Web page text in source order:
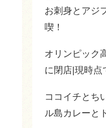
お刺身とアジ
喫！
オリンピック
に閉店|現時点
ココイチとち
ル島カレーと